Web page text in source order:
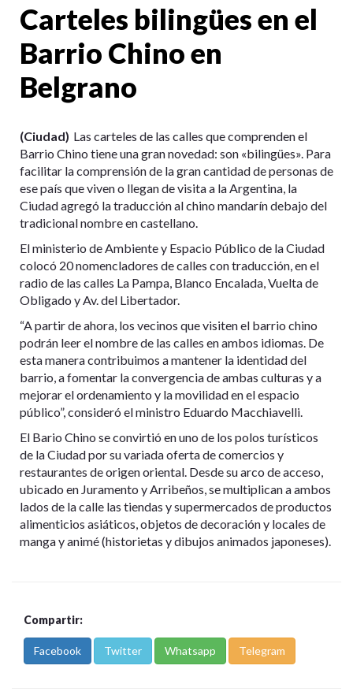
Carteles bilingües en el
Barrio Chino en
Belgrano
(Ciudad) Las carteles de las calles que comprenden el
Barrio Chino tiene una gran novedad: son «bilingües». Para
facilitar la comprensión de la gran cantidad de personas de
ese país que viven o llegan de visita a la Argentina, la
Ciudad agregó la traducción al chino mandarín debajo del
tradicional nombre en castellano.
El ministerio de Ambiente y Espacio Público de la Ciudad
colocó 20 nomencladores de calles con traducción, en el
radio de las calles La Pampa, Blanco Encalada, Vuelta de
Obligado y Av. del Libertador.
“A partir de ahora, los vecinos que visiten el barrio chino
podrán leer el nombre de las calles en ambos idiomas. De
esta manera contribuimos a mantener la identidad del
barrio, a fomentar la convergencia de ambas culturas y a
mejorar el ordenamiento y la movilidad en el espacio
público”, consideró el ministro Eduardo Macchiavelli.
El Bario Chino se convirtió en uno de los polos turísticos
de la Ciudad por su variada oferta de comercios y
restaurantes de origen oriental. Desde su arco de acceso,
ubicado en Juramento y Arribeños, se multiplican a ambos
lados de la calle las tiendas y supermercados de productos
alimenticios asiáticos, objetos de decoración y locales de
manga y animé (historietas y dibujos animados japoneses).
Compartir:
Facebook Twitter Whatsapp Telegram